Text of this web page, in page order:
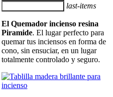
last-items
El Quemador incienso resina
Piramide. El lugar perfecto para
quemar tus inciensos en forma de
cono, sin ensuciar, en un lugar
totalmente controlado y seguro.